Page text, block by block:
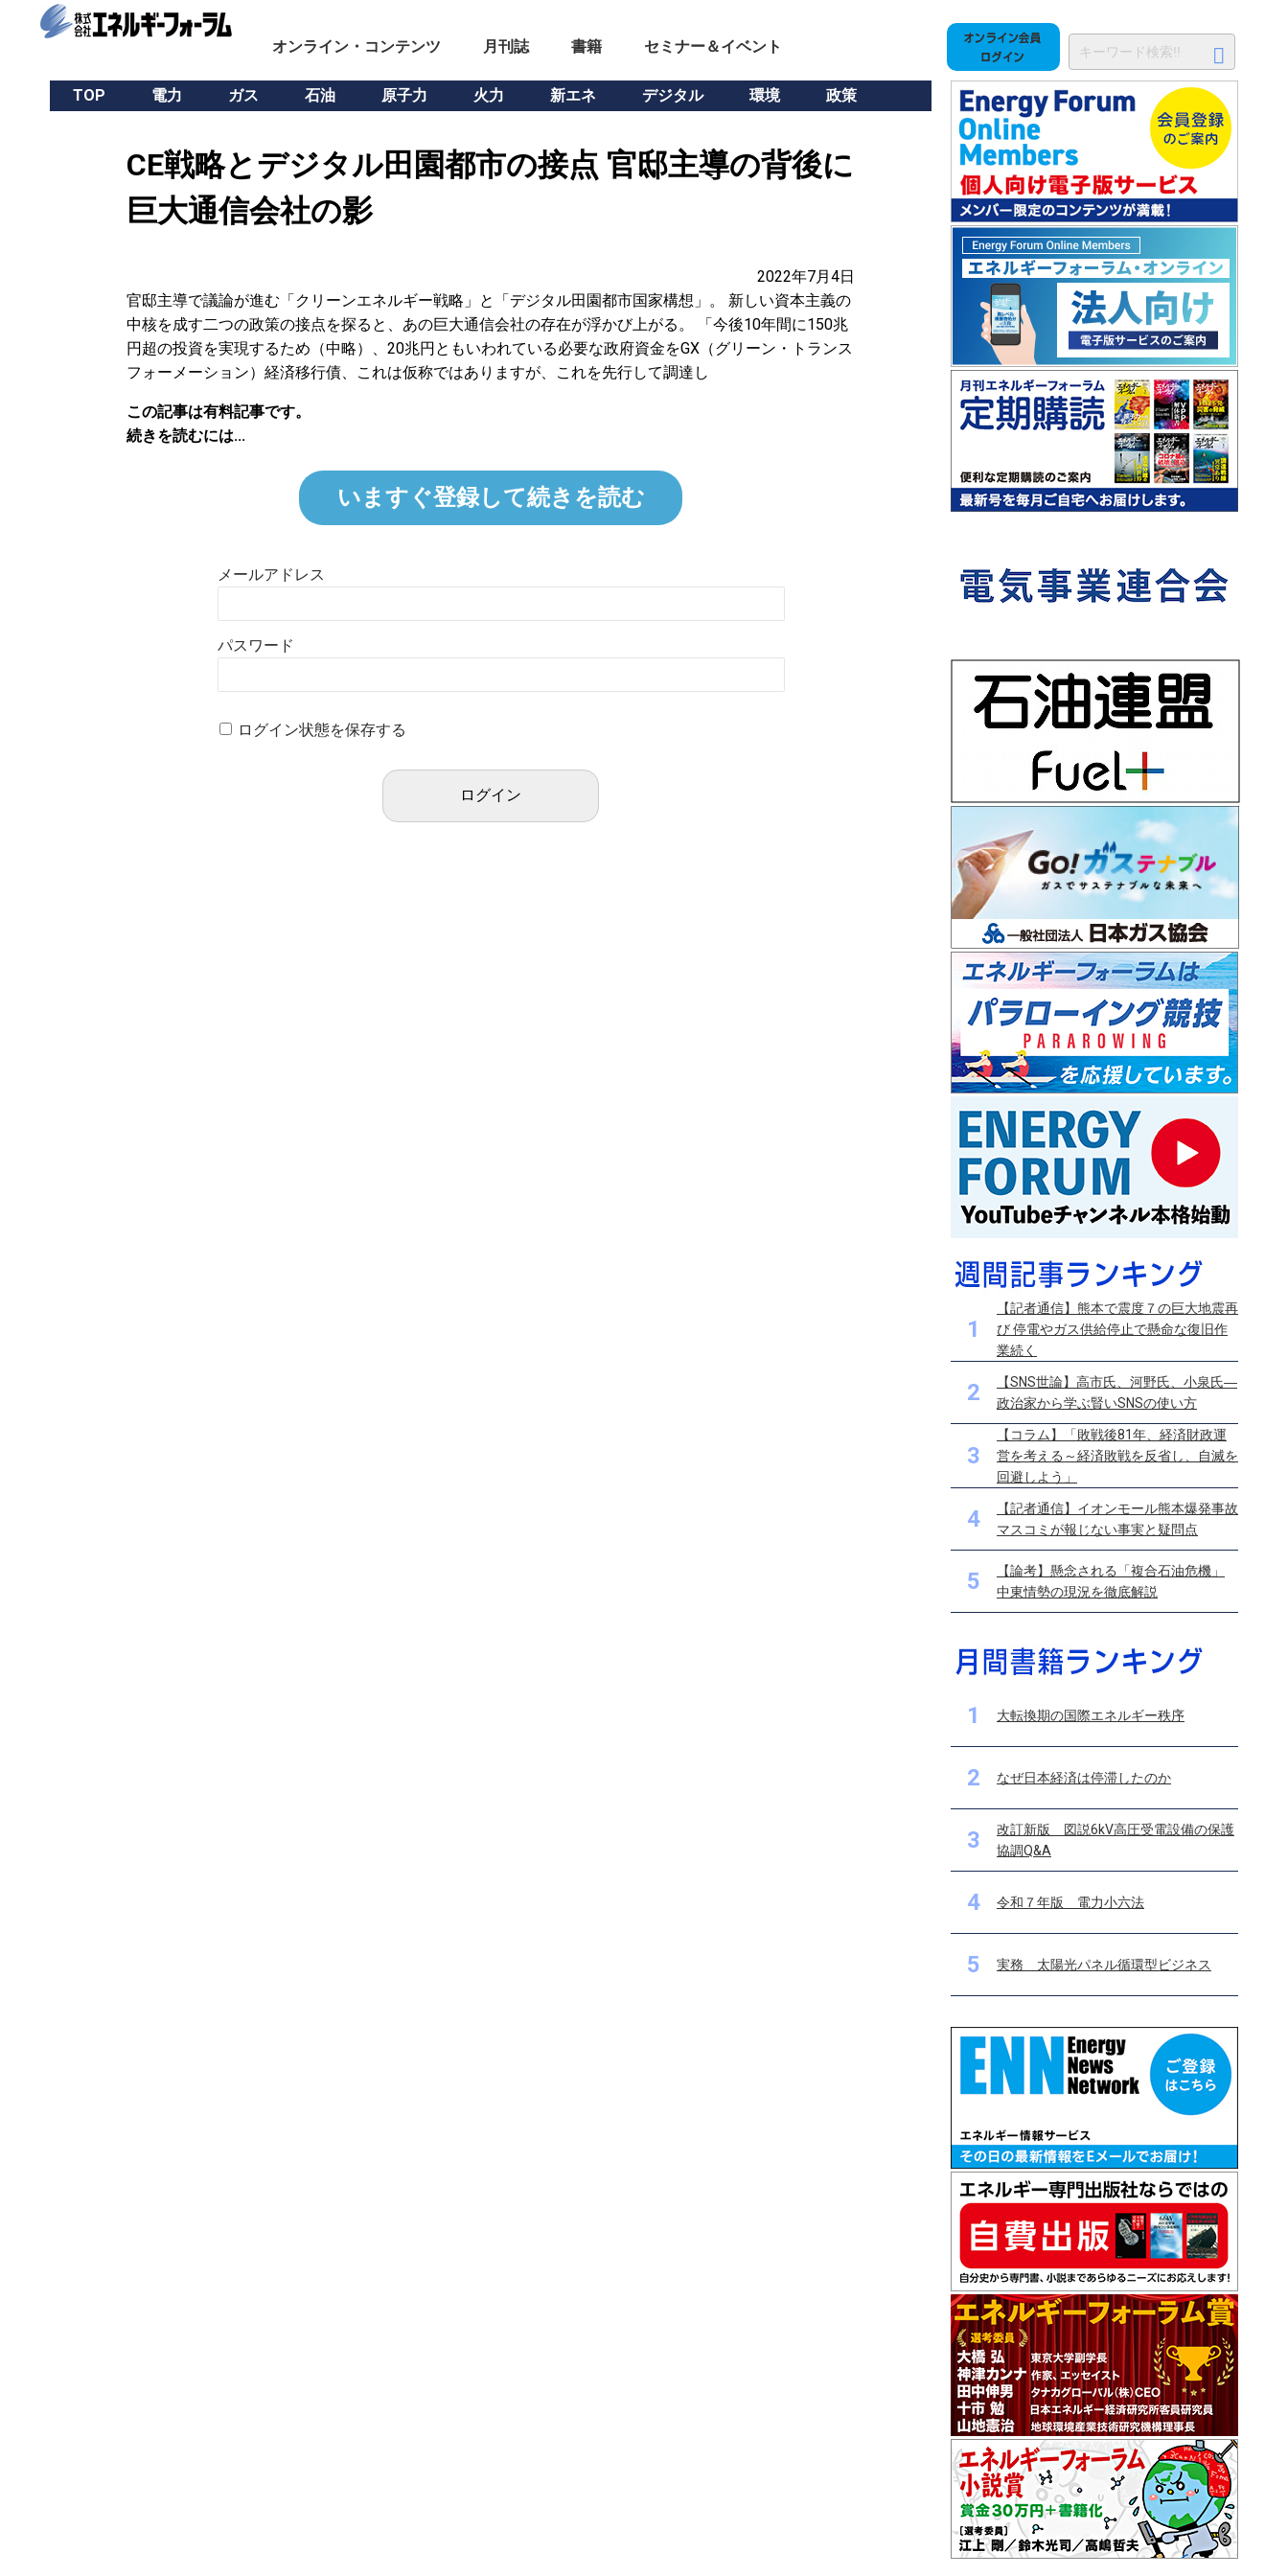
オンライン・コンテンツ 月刊誌 書籍 セミナー＆イベント
TOP 電力 ガス 石油 原子力 火力 新エネ デジタル 環境 政策
CE戦略とデジタル田園都市の接点 官邸主導の背後に
巨大通信会社の影
2022年7月4日
官邸主導で議論が進む「クリーンエネルギー戦略」と「デジタル田園都市国家構想」。 新しい資本主義の
中核を成す二つの政策の接点を探ると、あの巨大通信会社の存在が浮かび上がる。 「今後10年間に150兆
円超の投資を実現するため（中略）、20兆円ともいわれている必要な政府資金をGX（グリーン・トランス
フォーメーション）経済移行債、これは仮称ではありますが、これを先行して調達し
この記事は有料記事です。
続きを読むには...
いますぐ登録して続きを読む
メールアドレス
パスワード
ログイン状態を保存する
1
【記者通信】熊本で震度７の巨大地震再
び 停電やガス供給停止で懸命な復旧作
業続く
2
【SNS世論】高市氏、河野氏、小泉氏―
政治家から学ぶ賢いSNSの使い方
3
【コラム】「敗戦後81年、経済財政運
営を考える～経済敗戦を反省し、自滅を
回避しよう」
4
【記者通信】イオンモール熊本爆発事故
マスコミが報じない事実と疑問点
5
【論考】懸念される「複合石油危機」
中東情勢の現況を徹底解説
1 大転換期の国際エネルギー秩序
2 なぜ日本経済は停滞したのか
3
改訂新版 図説6kV高圧受電設備の保護
協調Q&A
4 令和７年版 電力小六法
5 実務 太陽光パネル循環型ビジネス